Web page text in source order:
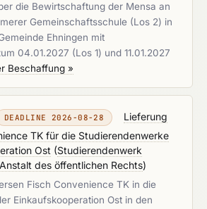
die Bewirtschaftung der Mensa an
Gemeinschaftsschule (Los 2) in
Ehningen mit
04.01.2027 (Los 1) und 11.01.2027
Beschaffung »
DEADLINE 2026-08-28
Lieferung
TK für die Studierendenwerke
Ost (Studierendenwerk
des öffentlichen Rechts)
Fisch Convenience TK in die
Einkaufskooperation Ost in den